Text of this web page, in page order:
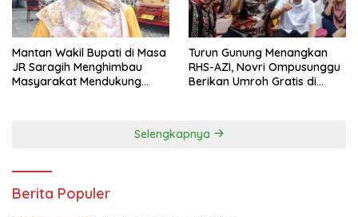
Mantan Wakil Bupati di Masa
JR Saragih Menghimbau
Masyarakat Mendukung
Turun Gunung Menangkan
RHS-AZI, Novri Ompusunggu
Berikan Umroh Gratis di
Selengkapnya
Berita Populer